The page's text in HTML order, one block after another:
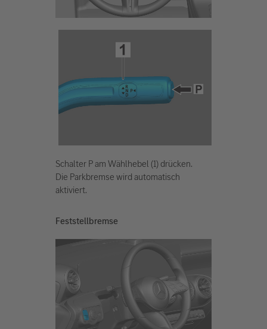
Schalter P am Wählhebel (1) drücken.
Die Parkbremse wird automatisch
aktiviert.
Feststellbremse